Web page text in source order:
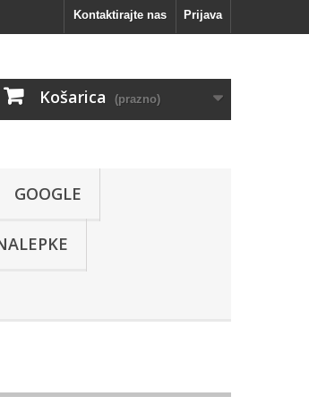
Prijava
Kontaktirajte nas
Košarica (prazno)
GOOGLE